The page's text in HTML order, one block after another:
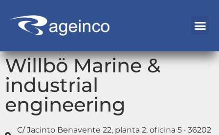
Willbö Marine &
industrial
engineering
C/ Jacinto Benavente 22, planta 2, oficina 5 · 36202